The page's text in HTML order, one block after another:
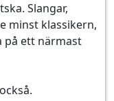
Slangar,
minst klassikern,
på ett närmast